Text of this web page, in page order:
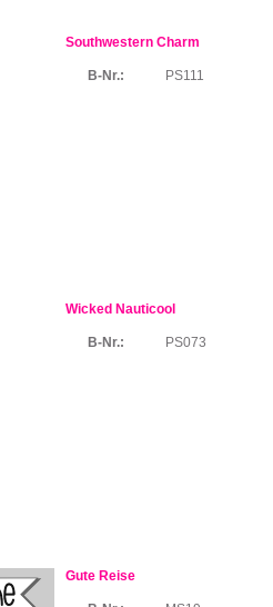
Southwestern Charm
B-Nr.: PS111
Wicked Nauticool
B-Nr.: PS073
Gute Reise